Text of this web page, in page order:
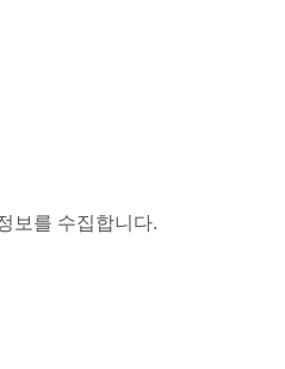
보를 수집합니다.